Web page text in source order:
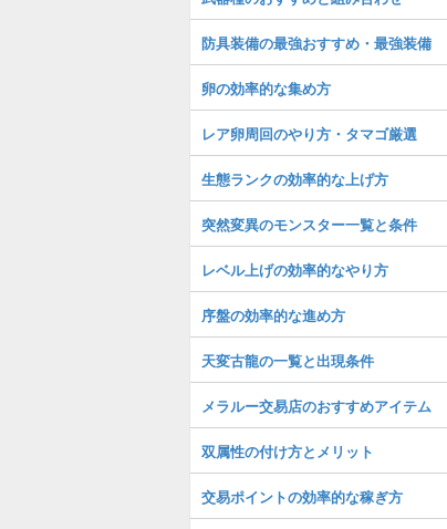
防具装備の最強おすすめ・最強装備
卵の効率的な集め方
レア卵周回のやり方・タマゴ厳選
生態ランクの効率的な上げ方
突然変異のモンスター一覧と条件
レベル上げの効率的なやり方
序盤の効率的な進め方
天変古龍の一覧と出現条件
メラルー交易店のおすすめアイテム
双属性の付け方とメリット
交易ポイントの効率的な稼ぎ方